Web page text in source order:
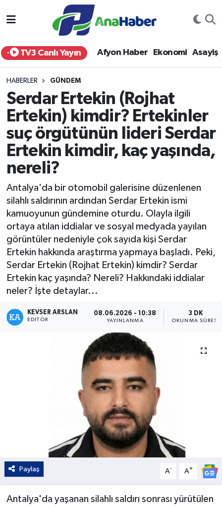
TV3 Canlı Yayın Afyon Haber Ekonomi Asayiş
HABERLER GÜNDEM
Serdar Ertekin (Rojhat
Ertekin) kimdir? Ertekinler
suç örgütünün lideri Serdar
Ertekin kimdir, kaç yaşında,
nereli?
Antalya'da bir otomobil galerisine düzenlenen
silahlı saldırının ardından Serdar Ertekin ismi
kamuoyunun gündemine oturdu. Olayla ilgili
ortaya atılan iddialar ve sosyal medyada yayılan
görüntüler nedeniyle çok sayıda kişi Serdar
Ertekin hakkında araştırma yapmaya başladı. Peki,
Serdar Ertekin (Rojhat Ertekin) kimdir? Serdar
Ertekin kaç yaşında? Nereli? Hakkındaki iddialar
neler? İşte detaylar...
KEVSER ARSLAN
EDITÖR
08.06.2026 - 10:38
YAYINLANMA
3 DK
OKUNMA SÜRESI
Paylaş A- A+
Antalya'da yaşanan silahlı saldırı sonrası yürütülen
Yurt Haber
Afyon Haber
Siyaset
Spor
Eğitim
Sağlık
Teknoloji
Kültür - Sanat
Yaşam
Afyonkarahisar Nöbetçi Eczaneler
Afyonkarahisar Hava Durumu
Afyonkarahisar Trafik Yoğunluk Haritası
Süper Lig Puan Durumu ve Fikstür
Tüm Manşetler
Son Dakika Haberleri
Haber Arşivi